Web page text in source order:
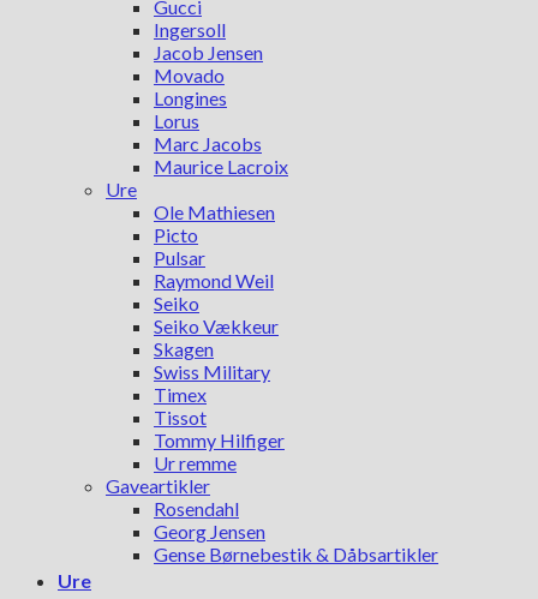
Gucci
Ingersoll
Jacob Jensen
Movado
Longines
Lorus
Marc Jacobs
Maurice Lacroix
Ure
Ole Mathiesen
Picto
Pulsar
Raymond Weil
Seiko
Seiko Vækkeur
Skagen
Swiss Military
Timex
Tissot
Tommy Hilfiger
Ur remme
Gaveartikler
Rosendahl
Georg Jensen
Gense Børnebestik & Dåbsartikler
Ure